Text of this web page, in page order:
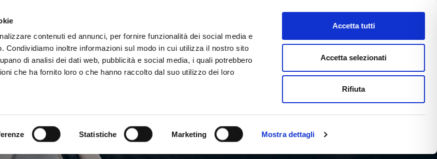
contenuti ed annunci, per fornire funzionalità dei social media e
Condividiamo inoltre informazioni sul modo in cui utilizza il nostro sito
di analisi dei dati web, pubblicità e social media, i quali potrebbero
che ha fornito loro o che hanno raccolto dal suo utilizzo dei loro
Statistiche Marketing Mostra dettagli
Accetta tutti
Accetta selezionati
Rifiuta
ΨΗΦΙΑΚΌΣ ΚΑΤΆΛΟΓΟΣ TECALLIANCE E-COMMERCE FAST NEWS